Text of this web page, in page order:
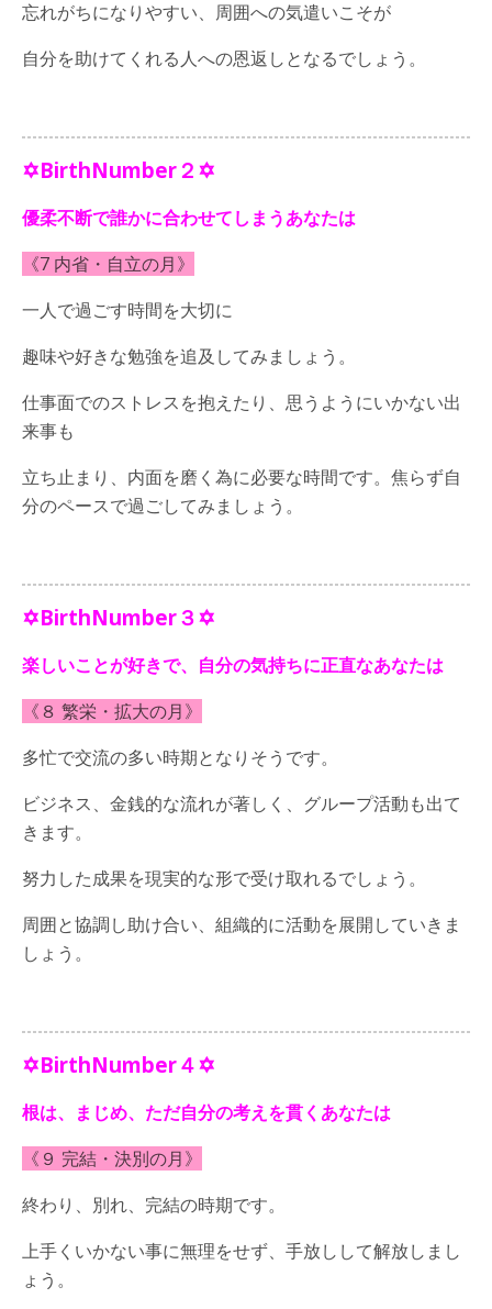
忘れがちになりやすい、周囲への気遣いこそが
自分を助けてくれる人への恩返しとなるでしょう。
✡BirthNumber２✡
優柔不断で誰かに合わせてしまうあなたは
《7 内省・自立の月》
一人で過ごす時間を大切に
趣味や好きな勉強を追及してみましょう。
仕事面でのストレスを抱えたり、思うようにいかない出
来事も
立ち止まり、内面を磨く為に必要な時間です。焦らず自
分のペースで過ごしてみましょう。
✡BirthNumber３✡
楽しいことが好きで、自分の気持ちに正直なあなたは
《８ 繁栄・拡大の月》
多忙で交流の多い時期となりそうです。
ビジネス、金銭的な流れが著しく、グループ活動も出て
きます。
努力した成果を現実的な形で受け取れるでしょう。
周囲と協調し助け合い、組織的に活動を展開していきま
しょう。
✡BirthNumber４✡
根は、まじめ、ただ自分の考えを貫くあなたは
《９ 完結・決別の月》
終わり、別れ、完結の時期です。
上手くいかない事に無理をせず、手放しして解放しまし
ょう。